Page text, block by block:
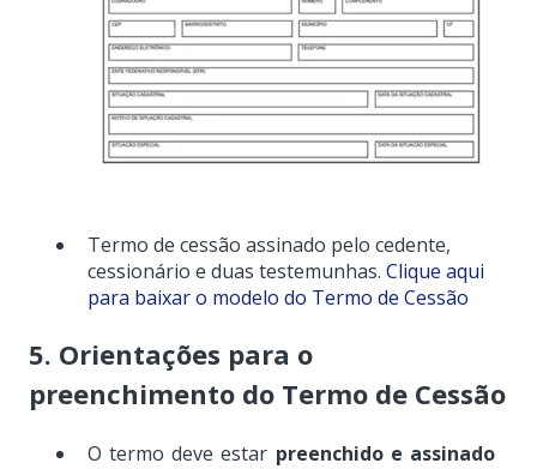
Termo de cessão assinado pelo cedente,
cessionário e duas testemunhas. Clique aqui
para baixar o modelo do Termo de Cessão
5. Orientações para o
preenchimento do Termo de Cessão
O termo deve estar preenchido e assinado